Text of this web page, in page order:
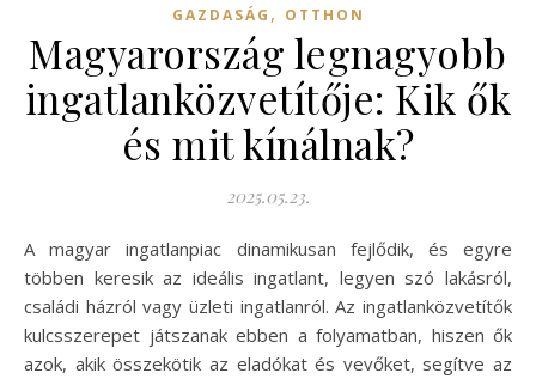
GAZDASÁG , OTTHON
Magyarország legnagyobb
ingatlanközvetítője: Kik ők
és mit kínálnak?
2025.05.23.
A magyar ingatlanpiac dinamikusan fejlődik, és egyre
többen keresik az ideális ingatlant, legyen szó lakásról,
családi házról vagy üzleti ingatlanról. Az ingatlanközvetítők
kulcsszerepet játszanak ebben a folyamatban, hiszen ők
azok, akik összekötik az eladókat és vevőket, segítve az